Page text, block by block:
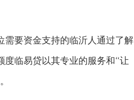
需要资金支持的临沂人通过了解
临易贷以其专业的服务和“让